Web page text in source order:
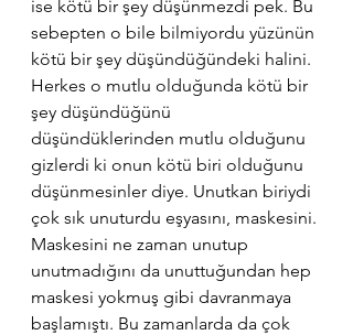
ise kötü bir şey düşünmezdi pek. Bu
sebepten o bile bilmiyordu yüzünün
kötü bir şey düşündüğündeki halini.
Herkes o mutlu olduğunda kötü bir
şey düşündüğünü
düşündüklerinden mutlu olduğunu
gizlerdi ki onun kötü biri olduğunu
düşünmesinler diye. Unutkan biriydi
çok sık unuturdu eşyasını, maskesini.
Maskesini ne zaman unutup
unutmadığını da unuttuğundan hep
maskesi yokmuş gibi davranmaya
başlamıştı. Bu zamanlarda da çok